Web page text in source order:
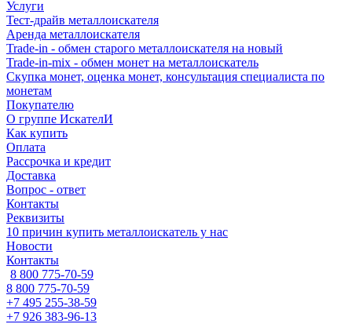
Услуги
Тест-драйв металлоискателя
Аренда металлоискателя
Trade-in - обмен старого металлоискателя на новый
Trade-in-mix - обмен монет на металлоискатель
Скупка монет, оценка монет, консультация специалиста по
монетам
Покупателю
О группе ИскателИ
Как купить
Оплата
Рассрочка и кредит
Доставка
Вопрос - ответ
Контакты
Реквизиты
10 причин купить металлоискатель у нас
Новости
Контакты
8 800 775-70-59
8 800 775-70-59
+7 495 255-38-59
+7 926 383-96-13